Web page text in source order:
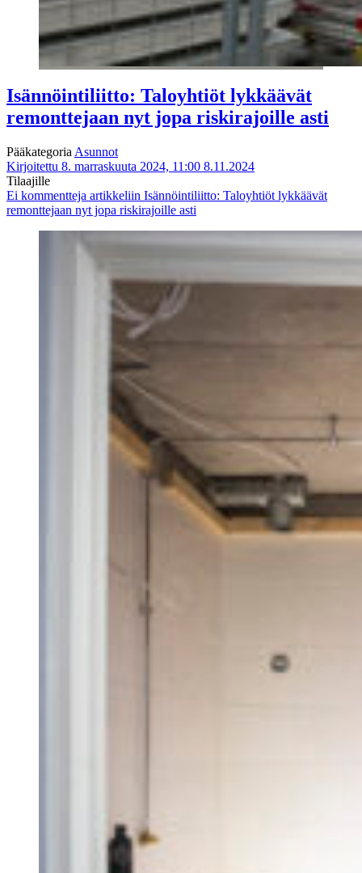
Isännöintiliitto: Taloyhtiöt lykkäävät
remonttejaan nyt jopa riskirajoille asti
Pääkategoria Asunnot
Kirjoitettu 8. marraskuuta 2024, 11:00 8.11.2024
Tilaajille
Ei kommentteja artikkeliin Isännöintiliitto: Taloyhtiöt lykkäävät
remonttejaan nyt jopa riskirajoille asti